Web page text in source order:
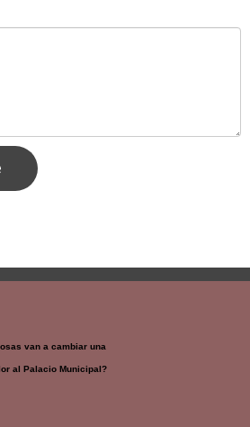
van a cambiar una
al Palacio Municipal?